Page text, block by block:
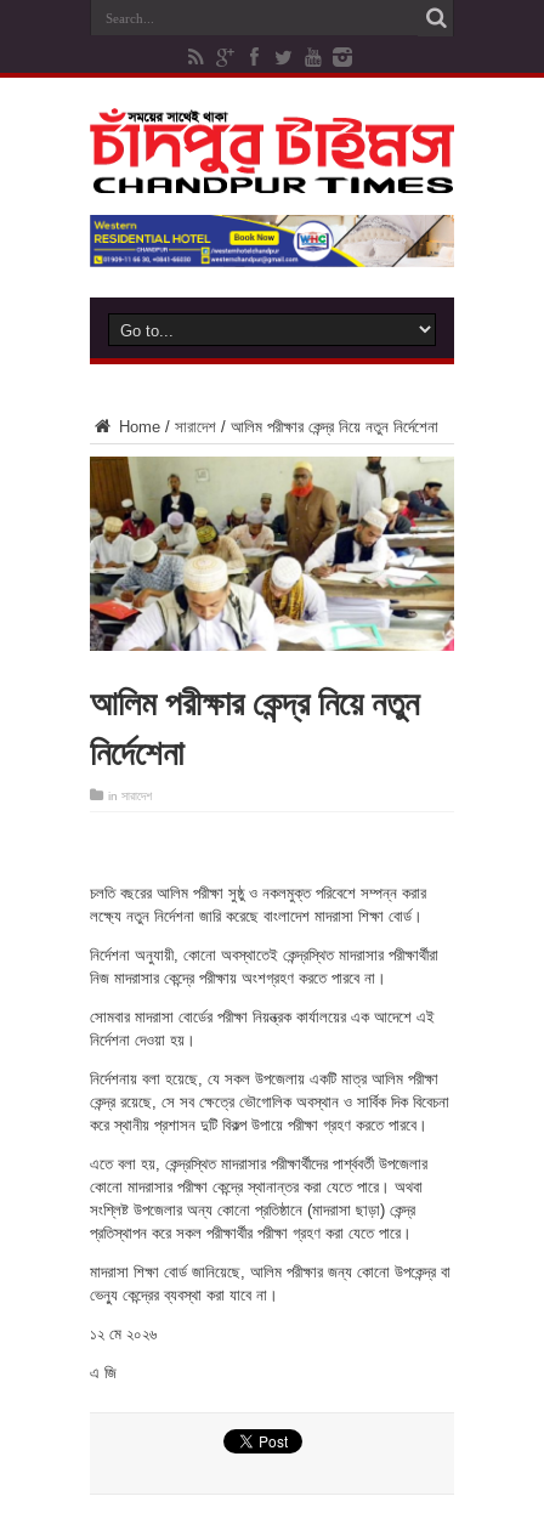
Home / সারাদেশ / আলিম পরীক্ষার কেন্দ্র নিয়ে নতুন নির্দেশেনা
আলিম পরীক্ষার কেন্দ্র নিয়ে নতুন
নির্দেশেনা
in সারাদেশ
চলতি বছরের আলিম পরীক্ষা সুষ্ঠু ও নকলমুক্ত পরিবেশে সম্পন্ন করার
লক্ষ্যে নতুন নির্দেশনা জারি করেছে বাংলাদেশ মাদরাসা শিক্ষা বোর্ড।
নির্দেশনা অনুযায়ী, কোনো অবস্থাতেই কেন্দ্রস্থিত মাদরাসার পরীক্ষার্থীরা
নিজ মাদরাসার কেন্দ্রে পরীক্ষায় অংশগ্রহণ করতে পারবে না।
সোমবার মাদরাসা বোর্ডের পরীক্ষা নিয়ন্ত্রক কার্যালয়ের এক আদেশে এই
নির্দেশনা দেওয়া হয়।
নির্দেশনায় বলা হয়েছে, যে সকল উপজেলায় একটি মাত্র আলিম পরীক্ষা
কেন্দ্র রয়েছে, সে সব ক্ষেত্রে ভৌগোলিক অবস্থান ও সার্বিক দিক বিবেচনা
করে স্থানীয় প্রশাসন দুটি বিকল্প উপায়ে পরীক্ষা গ্রহণ করতে পারবে।
এতে বলা হয়, কেন্দ্রস্থিত মাদরাসার পরীক্ষার্থীদের পার্শ্ববর্তী উপজেলার
কোনো মাদরাসার পরীক্ষা কেন্দ্রে স্থানান্তর করা যেতে পারে। অথবা
সংশ্লিষ্ট উপজেলার অন্য কোনো প্রতিষ্ঠানে (মাদরাসা ছাড়া) কেন্দ্র
প্রতিস্থাপন করে সকল পরীক্ষার্থীর পরীক্ষা গ্রহণ করা যেতে পারে।
মাদরাসা শিক্ষা বোর্ড জানিয়েছে, আলিম পরীক্ষার জন্য কোনো উপকেন্দ্র বা
ভেন্যু কেন্দ্রের ব্যবস্থা করা যাবে না।
১২ মে ২০২৬
এ জি